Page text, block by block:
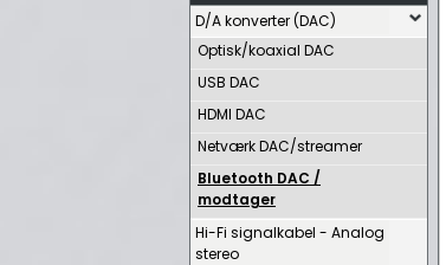
D/A konverter (DAC)
Optisk/koaxial DAC
USB DAC
HDMI DAC
Netværk DAC/streamer
Bluetooth DAC /
modtager
Hi-Fi signalkabel - Analog
stereo